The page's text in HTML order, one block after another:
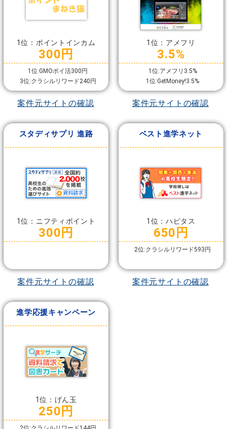
1位：ポイントインカム
300円
1位:GMOポイ活300円
3位:クラシルリワード240円
案件元サイトの確認
1位：アメフリ
3.5%
1位:アメフリ3.5%
1位:GetMoney!3.5%
案件元サイトの確認
スタディサプリ 進路
1位：ニフティポイント
300円
案件元サイトの確認
ベスト進学ネット
1位：ハピタス
650円
2位:クラシルリワード593円
案件元サイトの確認
進学応援キャンペーン
1位：げん玉
250円